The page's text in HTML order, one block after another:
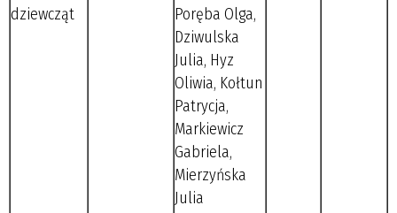
dziewcząt
Poręba Olga,
Dziwulska
Julia, Hyz
Oliwia, Kołtun
Patrycja,
Markiewicz
Gabriela,
Mierzyńska
Julia